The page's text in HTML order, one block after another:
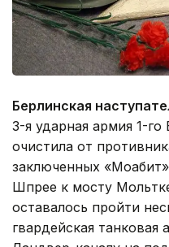
Берлинская
3-я ударная армия 1-
очистила от
заключенных
Шпрее к мосту
оставалось пройти
гвардейская